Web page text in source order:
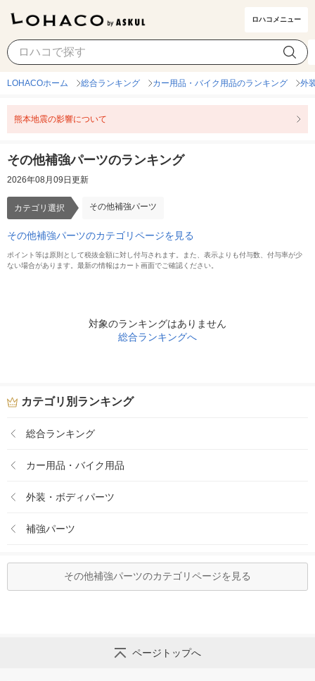
ロハコメニュー
その他補強パーツ カテゴリ選択
LOHACOホーム 総合ランキング カー用品・バイク用品のランキング 外
熊本地震の影響について
その他補強パーツのランキング
2026年08月09日更新
カテゴリ選択 その他補強パーツ
その他補強パーツのカテゴリページを見る
ポイント等は原則として税抜金額に対し付与されます。また、表示よりも付与数、付与率が少
ない場合があります。最新の情報はカート画面でご確認ください。
対象のランキングはありません
総合ランキングへ
カテゴリ別ランキング
総合ランキング
カー用品・バイク用品
外装・ボディパーツ
補強パーツ
その他補強パーツのカテゴリページを見る
ページトップへ